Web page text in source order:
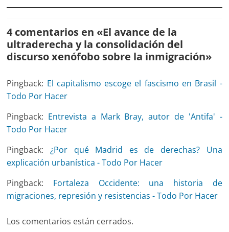
4 comentarios en «El avance de la
ultraderecha y la consolidación del
discurso xenófobo sobre la inmigración»
Pingback: El capitalismo escoge el fascismo en Brasil -
Todo Por Hacer
Pingback: Entrevista a Mark Bray, autor de 'Antifa' -
Todo Por Hacer
Pingback:¿Por qué Madrid es de derechas? Una
explicación urbanística - Todo Por Hacer
Pingback: Fortaleza Occidente: una historia de
migraciones, represión y resistencias - Todo Por Hacer
Los comentarios están cerrados.